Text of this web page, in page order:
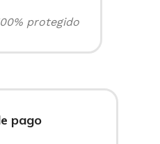
protegido
pago